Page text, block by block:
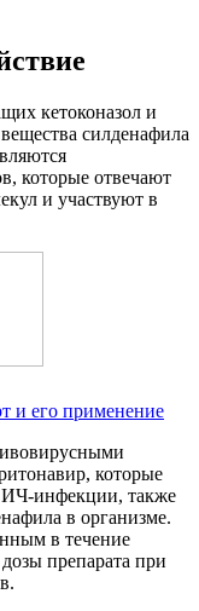
кетоконазол и
силденафила
которые отвечают
и участвуют в
и его применение
которые
инфекции, также
в организме.
в течение
препарата при